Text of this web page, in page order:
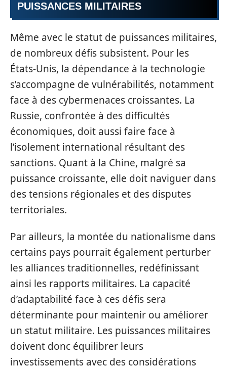
PUISSANCES MILITAIRES
Même avec le statut de puissances militaires,
de nombreux défis subsistent. Pour les
États-Unis, la dépendance à la technologie
s’accompagne de vulnérabilités, notamment
face à des cybermenaces croissantes. La
Russie, confrontée à des difficultés
économiques, doit aussi faire face à
l’isolement international résultant des
sanctions. Quant à la Chine, malgré sa
puissance croissante, elle doit naviguer dans
des tensions régionales et des disputes
territoriales.
Par ailleurs, la montée du nationalisme dans
certains pays pourrait également perturber
les alliances traditionnelles, redéfinissant
ainsi les rapports militaires. La capacité
d’adaptabilité face à ces défis sera
déterminante pour maintenir ou améliorer
un statut militaire. Les puissances militaires
doivent donc équilibrer leurs
investissements avec des considérations